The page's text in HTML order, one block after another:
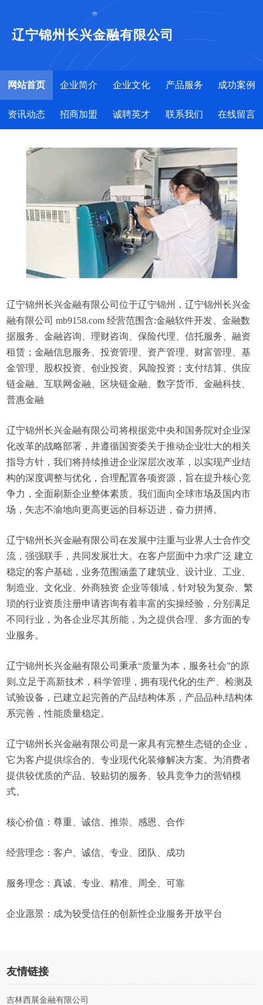
辽宁锦州长兴金融有限公司
网站首页 企业简介 企业文化 产品服务 成功案例
资讯动态 招商加盟 诚聘英才 联系我们 在线留言
辽宁锦州长兴金融有限公司位于辽宁锦州，辽宁锦州长兴金
融有限公司 mb9158.com 经营范围含:金融软件开发、金融数
据服务、金融咨询、理财咨询、保险代理、信托服务、融资
租赁；金融信息服务、投资管理、资产管理、财富管理、基
金管理、股权投资、创业投资、风险投资；支付结算、供应
链金融、互联网金融、区块链金融、数字货币、金融科技、
普惠金融
辽宁锦州长兴金融有限公司将根据党中央和国务院对企业深
化改革的战略部署，并遵循国资委关于推动企业壮大的相关
指导方针，我们将持续推进企业深层次改革，以实现产业结
构的深度调整与优化，合理配置各项资源，旨在提升核心竞
争力，全面刷新企业整体素质。我们面向全球市场及国内市
场，矢志不渝地向更高更远的目标迈进，奋力拼搏。
辽宁锦州长兴金融有限公司在发展中注重与业界人士合作交
流，强强联手，共同发展壮大。在客户层面中力求广泛 建立
稳定的客户基础，业务范围涵盖了建筑业、设计业、工业、
制造业、文化业、外商独资 企业等领域，针对较为复杂、繁
琐的行业资质注册申请咨询有着丰富的实操经验，分别满足
不同行业，为各企业尽其所能，为之提供合理、多方面的专
业服务。
辽宁锦州长兴金融有限公司秉承“质量为本，服务社会”的原
则,立足于高新技术，科学管理，拥有现代化的生产、检测及
试验设备，已建立起完善的产品结构体系，产品品种,结构体
系完善，性能质量稳定。
辽宁锦州长兴金融有限公司是一家具有完整生态链的企业，
它为客户提供综合的、专业现代化装修解决方案。为消费者
提供较优质的产品、较贴切的服务、较具竞争力的营销模
式。
核心价值：尊重、诚信、推崇、感恩、合作
经营理念：客户、诚信、专业、团队、成功
服务理念：真诚、专业、精准、周全、可靠
企业愿景：成为较受信任的创新性企业服务开放平台
友情链接
吉林西展金融有限公司